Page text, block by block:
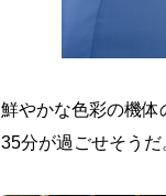
鮮やかな色彩の機体
35分が過ごせそうだ